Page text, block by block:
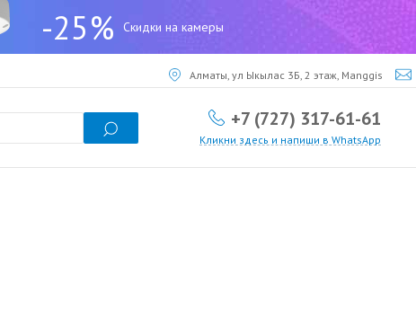
-25% Скидки на камеры
Алматы, ул Ыкылас 3Б, 2 этаж, Manggis
+7 (727) 317-61-61
Кликни здесь и напиши в WhatsApp